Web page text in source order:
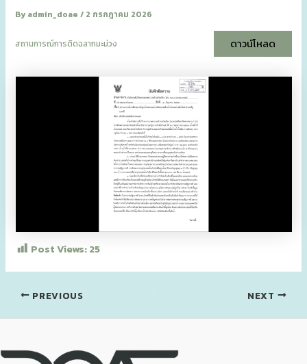
By admin_doae/ 2 กรกฎาคม 2026
สถานการณ์การติดฉลากมะม่วง ดาวน์โหลด
Post Views:25
PREVIOUS NEXT